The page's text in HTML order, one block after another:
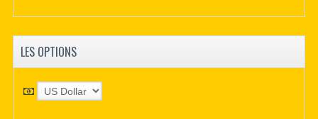
LES OPTIONS